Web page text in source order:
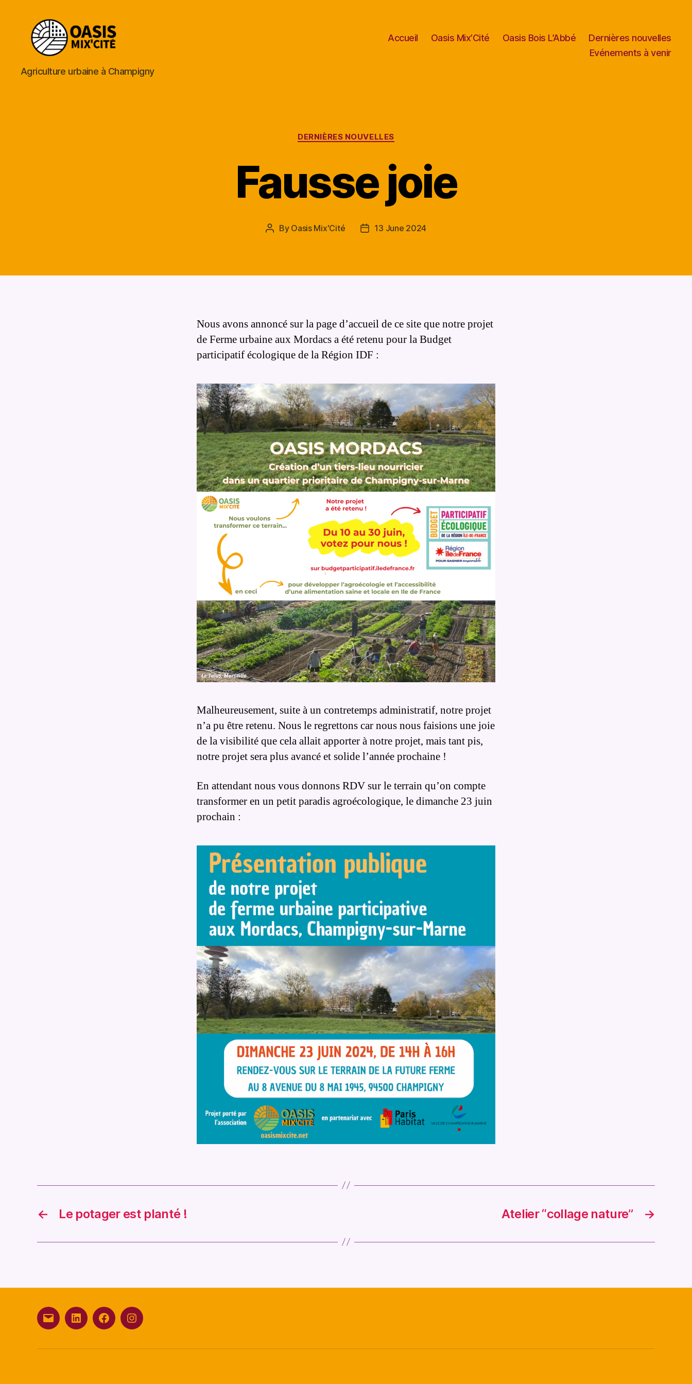
Oasis
Mix'Cité
Agriculture urbaine à Champigny
Accueil Oasis Mix’Cité Oasis Bois L’Abbé
Dernières nouvelles
Evénements à venir
Categories
DERNIÈRES NOUVELLES
Fausse joie
Post
By Oasis Mix'Cité
Post13 June 2024
Nous avons annoncé sur la page d’accueil de ce site que notre projet
de Ferme urbaine aux Mordacs a été retenu pour la Budget
participatif écologique de la Région IDF :
Malheureusement, suite à un contretemps administratif, notre projet
n’a pu être retenu. Nous le regrettons car nous nous faisions une joie
de la visibilité que cela allait apporter à notre projet, mais tant pis,
notre projet sera plus avancé et solide l’année prochaine !
En attendant nous vous donnons RDV sur le terrain qu’on compte
transformer en un petit paradis agroécologique, le dimanche 23 juin
prochain :
← Le potager est planté ! →
Atelier “collage nature”
E-
LinkedinFacebookInstagram